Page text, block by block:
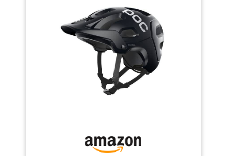
360° pour un maintien sûr et confortable avec
coque légère PC/EPS.